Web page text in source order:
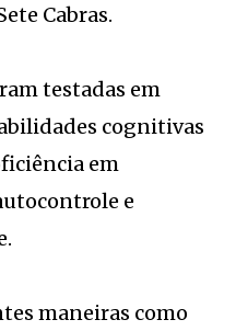
Cabras.
testadas em
cognitivas
em
e
maneiras como